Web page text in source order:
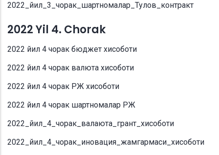
2022_йил_3_чорак_шартномалар_Тулов_контракт
2022 Yil 4. Chorak
2022 йил 4 чорак бюджет хисоботи
2022 йил 4 чорак валюта хисоботи
2022 йил 4 чорак РЖ хисоботи
2022 йил 4 чорак шартномалар РЖ
2022_йил_4_чорак_валаюта_грант_хисоботи
2022_йил_4_чорак_иновация_жамгармаси_хисоботи